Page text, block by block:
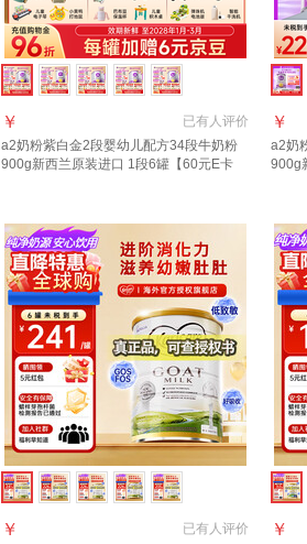
已有人评价
￥
a2奶粉紫白金2段婴幼儿配方34段牛奶粉
900g新西兰原装进口 1段6罐【60元E卡
￥
a2奶
900g
已有人评价
￥ ￥